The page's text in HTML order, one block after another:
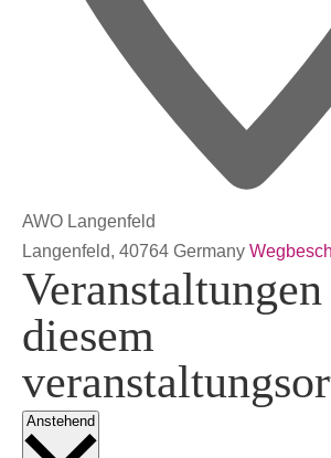
AWO Langenfeld
Langenfeld, 40764 Germany
Veranstaltungen
diesem
Anstehend Datum